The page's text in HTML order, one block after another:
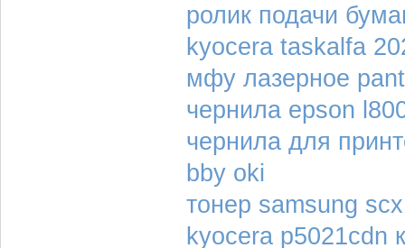
ролик подачи
kyocera taskalfa
мфу лазерное
чернила epson
чернила для
bby oki
тонер samsung
kyocera p5021cdn